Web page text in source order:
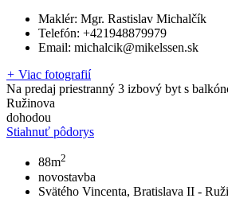
Maklér: Mgr. Rastislav Michalčík
Telefón: +421948879979
Email: michalcik@mikelssen.sk
+ Viac fotografií
Na predaj priestranný 3 izbový byt s
Ružinova
dohodou
Stiahnuť pôdorys
88m2
novostavba
Svätého Vincenta, Bratislava II -